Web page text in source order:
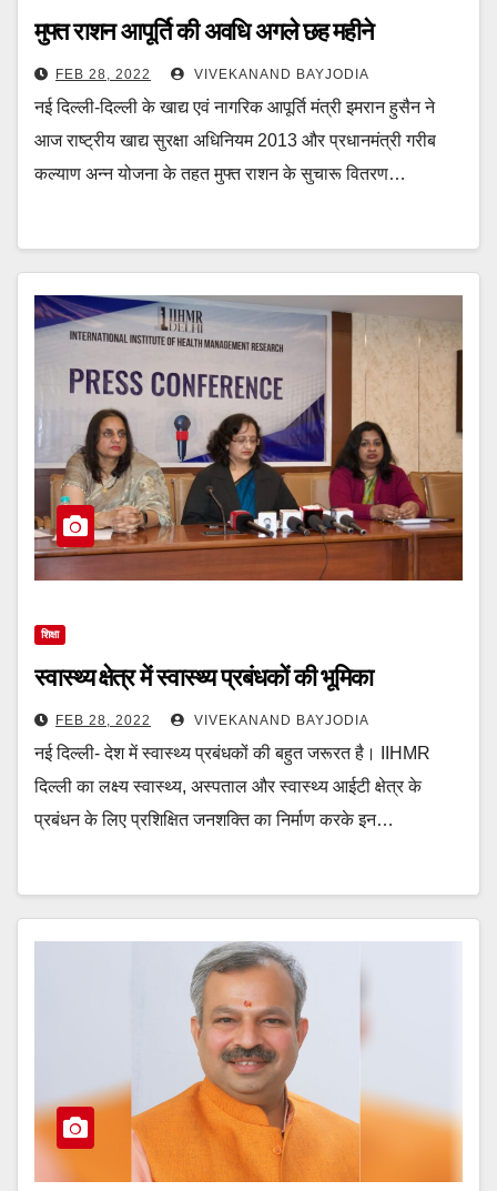
मुफ्त राशन आपूर्ति की अवधि अगले छह महीने
FEB 28, 2022 VIVEKANAND BAYJODIA
नई दिल्ली-दिल्ली के खाद्य एवं नागरिक आपूर्ति मंत्री इमरान हुसैन ने
आज राष्ट्रीय खाद्य सुरक्षा अधिनियम 2013 और प्रधानमंत्री गरीब
कल्याण अन्न योजना के तहत मुफ्त राशन के सुचारू वितरण…
शिक्षा
स्वास्थ्य क्षेत्र में स्वास्थ्य प्रबंधकों की भूमिका
FEB 28, 2022 VIVEKANAND BAYJODIA
नई दिल्ली- देश में स्वास्थ्य प्रबंधकों की बहुत जरूरत है। IIHMR
दिल्ली का लक्ष्य स्वास्थ्य, अस्पताल और स्वास्थ्य आईटी क्षेत्र के
प्रबंधन के लिए प्रशिक्षित जनशक्ति का निर्माण करके इन…